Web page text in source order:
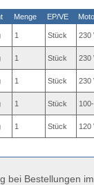
Menge EP/VE
1 Stück 230
1 Stück 230
1 Stück 230
1 Stück
1 Stück 120
bei Bestellungen